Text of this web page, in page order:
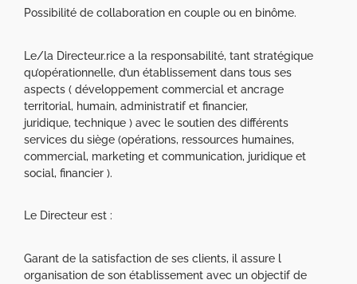
Possibilité de collaboration en couple ou en binôme.
Le/la Directeur.rice a la responsabilité, tant stratégique
qu’opérationnelle, d’un établissement dans tous ses
aspects ( développement commercial et ancrage
territorial, humain, administratif et financier,
juridique, technique ) avec le soutien des différents
services du siège (opérations, ressources humaines,
commercial, marketing et communication, juridique et
social, financier ).
Le Directeur est :
Garant de la satisfaction de ses clients, il assure l
organisation de son établissement avec un objectif de